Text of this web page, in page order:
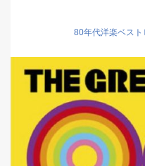
80年代洋楽ベス